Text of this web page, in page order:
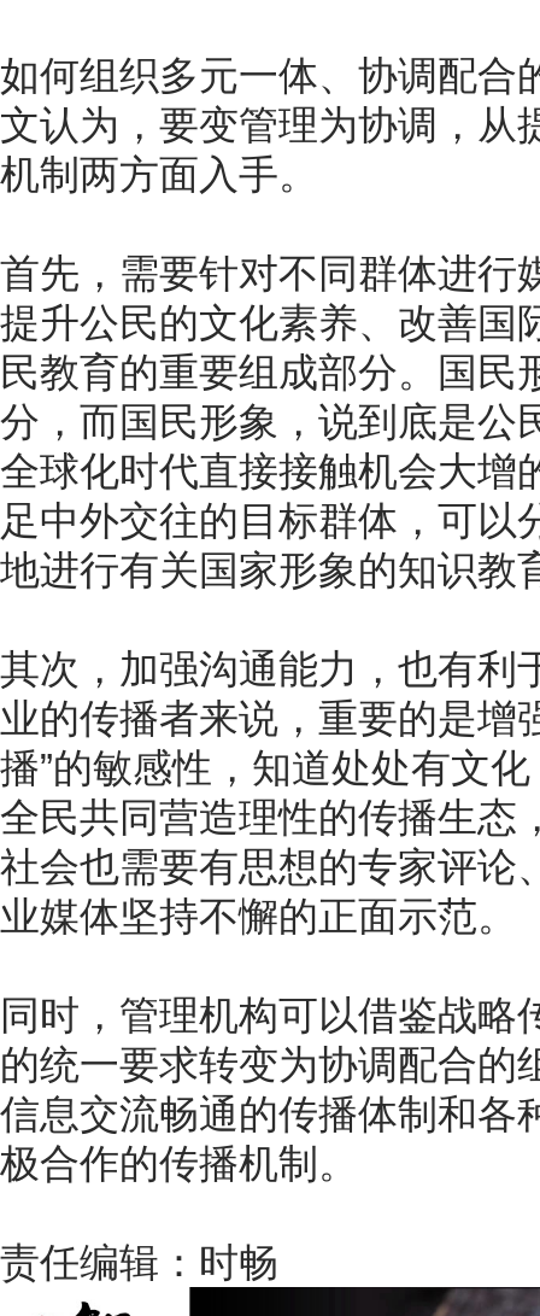
如何组织多元一体、协调配合
文认为，要变管理为协调，从
机制两方面入手。
首先，需要针对不同群体进行
提升公民的文化素养、改善国
民教育的重要组成部分。国民
分，而国民形象，说到底是公
全球化时代直接接触机会大增
足中外交往的目标群体，可以
地进行有关国家形象的知识教
其次，加强沟通能力，也有利
业的传播者来说，重要的是增
播”的敏感性，知道处处有文
全民共同营造理性的传播生态
社会也需要有思想的专家评论
业媒体坚持不懈的正面示范。
同时，管理机构可以借鉴战略
的统一要求转变为协调配合的
信息交流畅通的传播体制和各
极合作的传播机制。
责任编辑：时畅